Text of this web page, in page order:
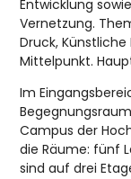
Entwicklung
Vernetzung.
Druck,
Mittelpunkt.
Im
Campus der
die Räume: fünf
sind auf drei